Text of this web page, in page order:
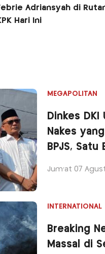
Adriansyah di
Hari Ini
MEGAPOLITAN
Dinkes
Nakes
BPJS,
Jum'at 07
INTERNATIONAL
Breaking
Massal di